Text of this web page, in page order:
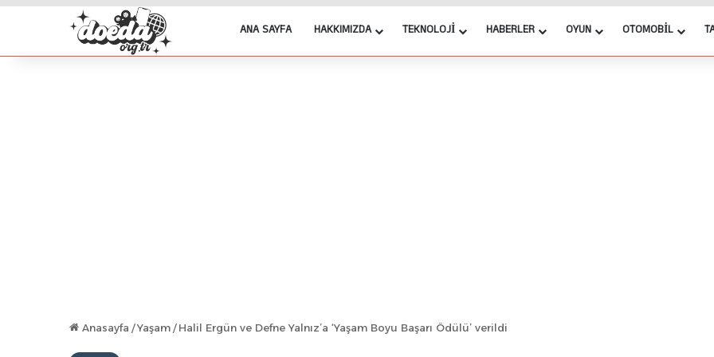
ANA SAYFA HAKKIMIZDA TEKNOLOJI HABERLER OYUN OTOMOBIL
Anasayfa /Yaşam / Halil Ergün ve Defne Yalnız’a ‘Yaşam Boyu Başarı Ödülü’ verildi